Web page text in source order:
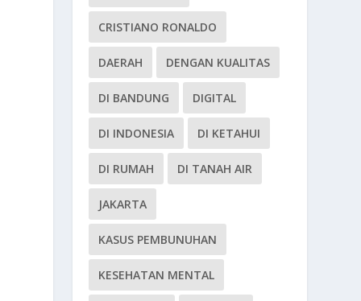
CRISTIANO RONALDO
DAERAH DENGAN KUALITAS
DI BANDUNG DIGITAL
DI INDONESIA DI KETAHUI
DI RUMAH DI TANAH AIR
JAKARTA
KASUS PEMBUNUHAN
KESEHATAN MENTAL